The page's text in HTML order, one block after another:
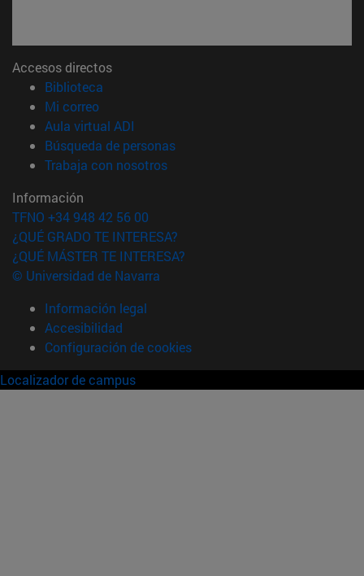
Accesos directos
Biblioteca
Mi correo(abre en nueva ventana)
Aula virtual ADI
Búsqueda de personas(abre en nueva ventana)
Trabaja con nosotros(abre en nueva ventana)
Información
TFNO +34 948 42 56 00
¿QUÉ GRADO TE INTERESA?
¿QUÉ MÁSTER TE INTERESA?
© Universidad de Navarra
Información legal
Accesibilidad
Configuración de cookies
Localizador de campus